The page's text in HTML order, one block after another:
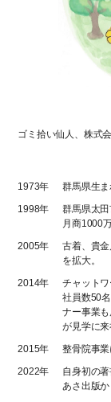
ゴミ拾い仙人、株式
1973年
群馬県生
1998年
群馬県太
月商1000
2005年
古着、貴
を拡大。
2014年
チャット
社員数50
ナー事業
が見学に来
2015年
整骨院事業
2022年
自身初の
あさ出版